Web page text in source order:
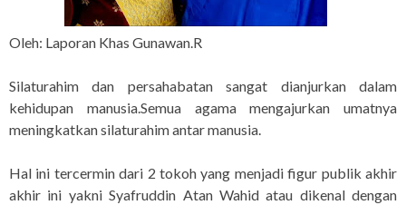
Oleh: Laporan Khas Gunawan.R
Silaturahim dan persahabatan sangat dianjurkan dalam
kehidupan manusia.Semua agama mengajurkan umatnya
meningkatkan silaturahim antar manusia.
Hal ini tercermin dari 2 tokoh yang menjadi figur publik akhir
akhir ini yakni Syafruddin Atan Wahid atau dikenal dengan